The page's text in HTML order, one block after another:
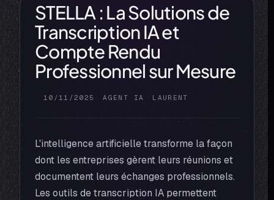
STELLA : La Solutions de
Transcription IA et
Compte Rendu
Professionnel sur Mesure
10/11/2025 AGENT IA LAURENT
L'intelligence artificielle transforme la façon
dont les entreprises gèrent leurs réunions et
documentent leurs échanges professionnels.
Les outils de transcription IA permettent